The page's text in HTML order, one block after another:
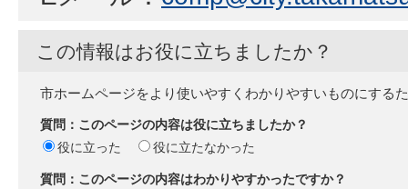
この情報はお役に立ちましたか？
市ホームページをより使いやすくわかりやすいものにする
質問：このページの内容は役に立ちましたか？
役に立った
役に立たなかった
質問：このページの内容はわかりやすかったですか？